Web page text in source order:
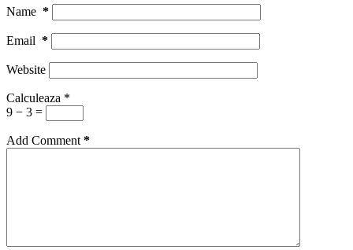
Name *
Email *
Website
Calculeaza *
9 − 3 =
Add Comment*